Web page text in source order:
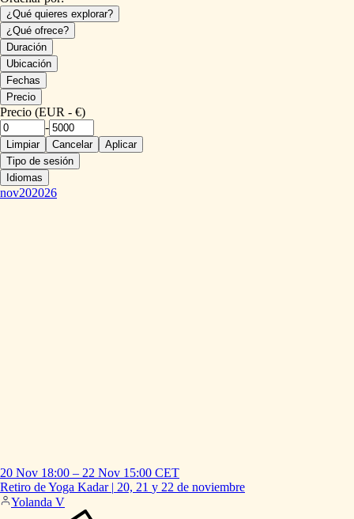
¿Qué quieres explorar?
¿Qué ofrece?
Duración
Ubicación
Fechas
Precio
Precio (EUR - €)
-
Limpiar Cancelar
Aplicar
Tipo de sesión
Idiomas
nov202026
20 Nov 18:00 – 22 Nov 15:00 CET
Retiro deYoga Kadar | 20, 21 y 22 de noviembre
Yolanda V